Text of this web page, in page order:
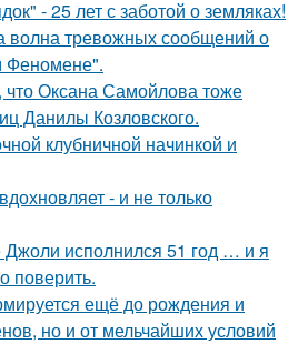
- 25 лет с заботой о земляках!
волна тревожных сообщений о
Феномене".
что Оксана Самойлова тоже
Данилы Козловского.
клубничной начинкой и
- и не только
исполнился 51 год … и я
поверить.
ещё до рождения и
но и от мельчайших условий